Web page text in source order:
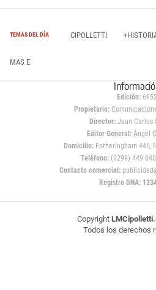
TEMAS DEL DÍA CIPOLLETTI
MAS E
Edición:
Propietario:
Director: Juan Carlos
Editor General:Ángel
Domicilio:Fotheringham 445,
Teléfono: (0299) 449
Contacto comercial:
Registro DNA:
Copyright
Todos los derechos